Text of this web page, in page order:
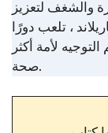
والشغف لتعزيز
، تلعب دورًا
لأمة أكثر
صحة.